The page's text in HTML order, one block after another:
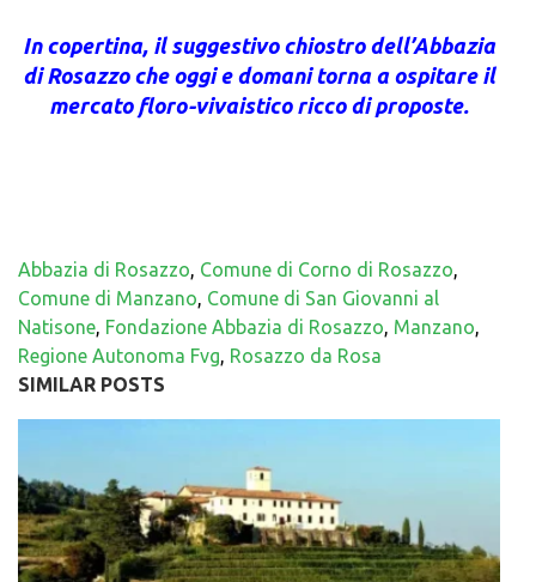
In copertina, il suggestivo chiostro dell’Abbazia
di Rosazzo che oggi e domani torna a ospitare il
mercato floro-vivaistico ricco di proposte.
Abbazia di Rosazzo Comune di Corno di Rosazzo
Comune di Manzano Comune di San Giovanni al
Natisone Fondazione Abbazia di Rosazzo Manzano
Regione Autonoma Fvg Rosazzo da Rosa
SIMILAR POSTS